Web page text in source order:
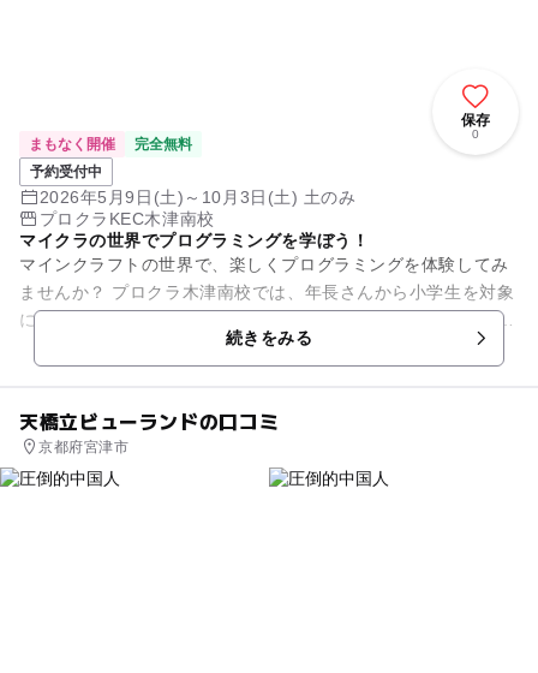
保存
0
まもなく開催
完全無料
予約受付中
2026年5月9日(土)～10月3日(土) 土のみ
プロクラKEC木津南校
マイクラの世界でプログラミングを学ぼう！
マインクラフトの世界で、楽しくプログラミングを体験してみ
ませんか？ プロクラ木津南校では、年長さんから小学生を対象
にしたプログラミング体験教室を開催しております。 ブロック
続きをみる
天橋立ビューランドの口コミ
京都府宮津市